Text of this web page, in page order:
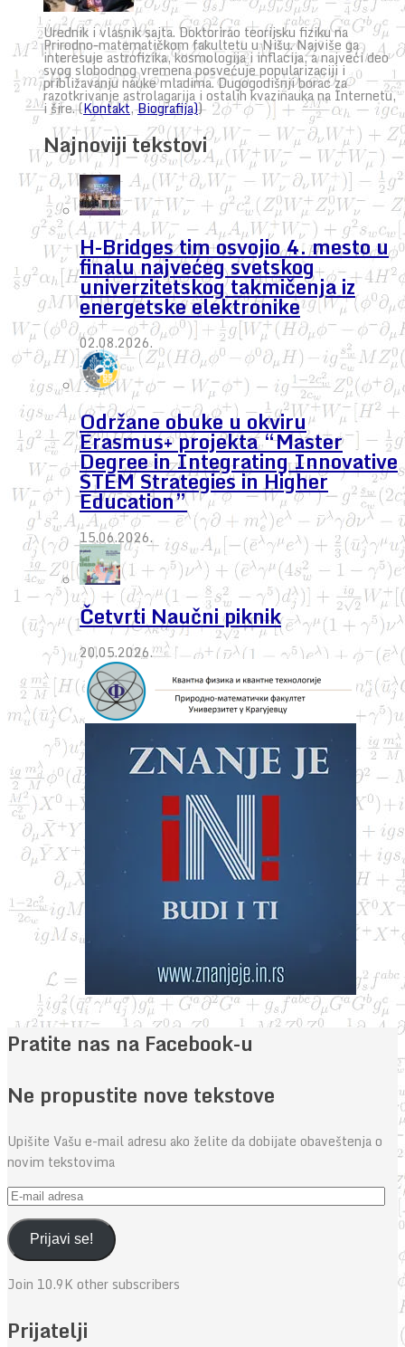
Urednik i vlasnik sajta. Doktorirao teorijsku fiziku na
Prirodno-matematičkom fakultetu u Nišu. Najviše ga
interesuje astrofizika, kosmologija i inflacija, a najveći deo
svog slobodnog vremena posvećuje popularizaciji i
približavanju nauke mladima. Dugogodišnji borac za
razotkrivanje astrolagarija i ostalih kvazinauka na Internetu,
i šire. (Kontakt,Biografija))
Najnoviji tekstovi
H-Bridges tim osvojio 4. mesto u
finalu najvećeg svetskog
univerzitetskog takmičenja iz
energetske elektronike
02.08.2026.
Održane obuke u okviru
Erasmus+ projekta “Master
Degree in Integrating Innovative
STEM Strategies in Higher
Education”
15.06.2026.
Četvrti Naučni piknik
20.05.2026.
Pratite nas na Facebook-u
Ne propustite nove tekstove
Upišite Vašu e-mail adresu ako želite da dobijate obaveštenja o
novim tekstovima
E-
mail
adresaPrijavi se!
Join 10.9K other subscribers
Prijatelji